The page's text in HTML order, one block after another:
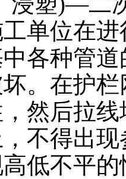
单位在
各种管
。在护
然后拉
不得出
低不平的